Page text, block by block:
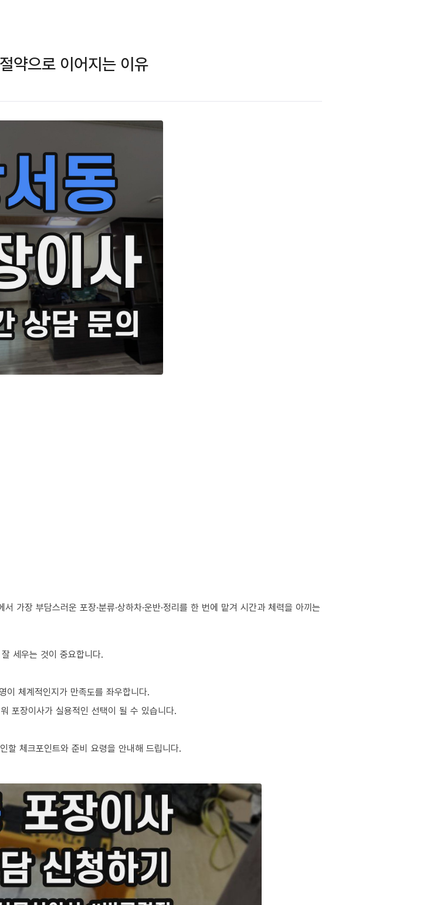
약으로 이어지는 이유
가장 부담스러운 포장·분류·상하차·운반·정리를 한 번에 맡겨 시간과 체력을 아끼는
세우는 것이 중요합니다.
이 체계적인지가 만족도를 좌우합니다.
포장이사가 실용적인 선택이 될 수 있습니다.
할 체크포인트와 준비 요령을 안내해 드립니다.